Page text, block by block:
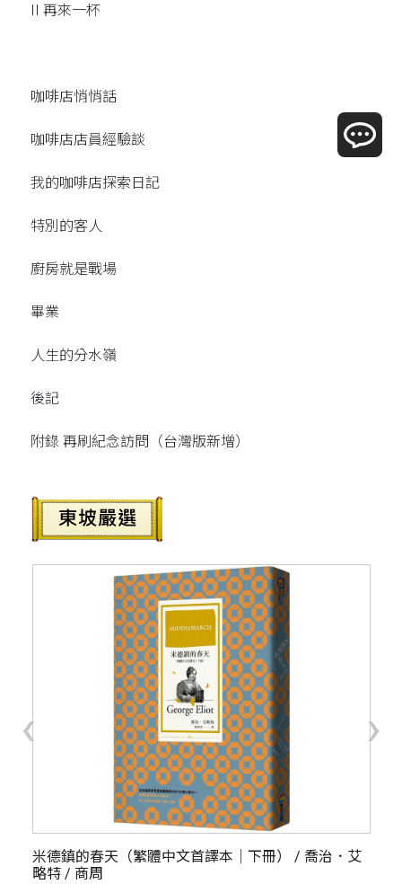
II 再來一杯
咖啡店悄悄話
咖啡店店員經驗談
我的咖啡店探索日記
特別的客人
廚房就是戰場
畢業
人生的分水嶺
後記
附錄 再刷紀念訪問（台灣版新增）
米德鎮的春天（繁體中文首譯本｜下冊） / 喬治．艾
略特 / 商周
‹ ›